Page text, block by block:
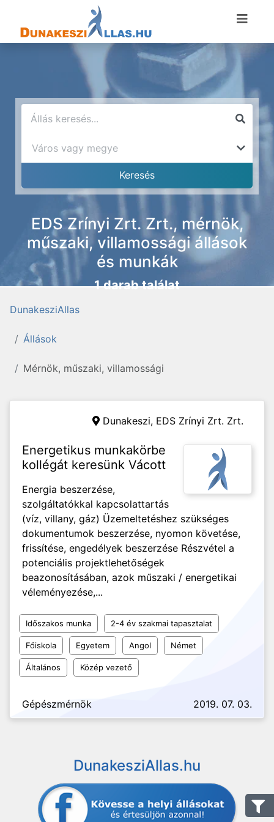
EDS Zrínyi Zrt. Zrt., mérnök,
műszaki, villamossági állások
és munkák
1 darab találat
DunakesziAllas
Állások
Mérnök, műszaki, villamossági
Dunakeszi, EDS Zrínyi Zrt. Zrt.
Energetikus munkakörbe
kollégát keresünk Vácott
Energia beszerzése,
szolgáltatókkal kapcsolattartás
(víz, villany, gáz) Üzemeltetéshez szükséges
dokumentumok beszerzése, nyomon követése,
frissítése, engedélyek beszerzése Részvétel a
potenciális projektlehetőségek
beazonosításában, azok műszaki / energetikai
véleményezése,...
Időszakos munka 2-4 év szakmai tapasztalat
Főiskola Egyetem Angol Német
Általános Közép vezető
Gépészmérnök 2019. 07. 03.
DunakesziAllas.hu